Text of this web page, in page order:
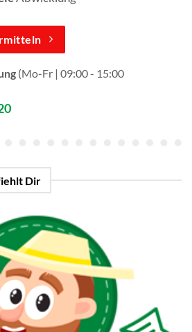
(Mo-Fr | 09:00 - 15:00
Dir